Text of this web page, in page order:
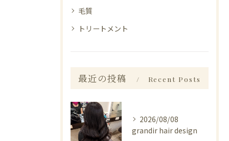
毛質
トリートメント
最近の投稿 Recent Posts
2026/08/08
grandir hair design